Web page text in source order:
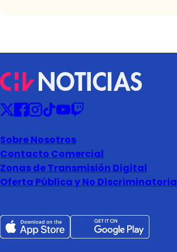
Sobre Nosotros
Contacto Comercial
Zonas de Transmisión Digital
Oferta Pública y No Discriminatoria